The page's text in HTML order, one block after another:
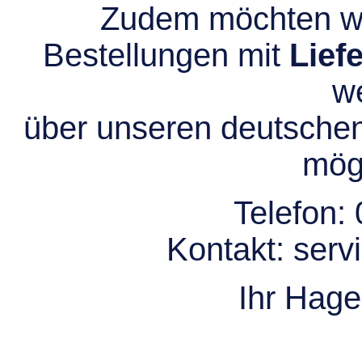
Zudem möchten
Bestellungen mit
über unseren
Telefon:
Kontakt:
Ihr